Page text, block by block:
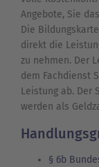
Angebote, Sie
Die
direkt die
zu nehmen. Der
dem Fachdienst
Leistung ab. Der
werden als
§ 6b